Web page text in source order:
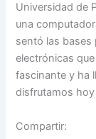
Universidad de
una
sentó las bases
electrónicas
fascinante y ha
disfrutamos hoy
Compartir: